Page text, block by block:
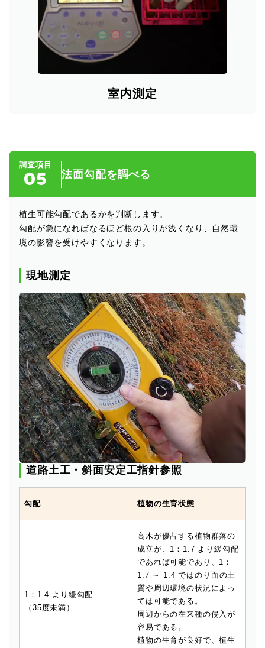
室内測定
調査項目
05 法面勾配を調べる
植生可能勾配であるかを判断します。
勾配が急になればなるほど根の入りが浅くなり、自然環
境の影響を受けやすくなります。
現地測定
道路土工・斜面安定工指針参照
勾配 植物の生育状態
1：1.4 より緩勾配
（35度未満）
高木が優占する植物群落の
成立が、1：1.7 より緩勾配
であれば可能であり、1：
1.7 ～ 1.4 ではのり面の土
質や周辺環境の状況によっ
ては可能である。
周辺からの在来種の侵入が
容易である。
植物の生育が良好で、植生